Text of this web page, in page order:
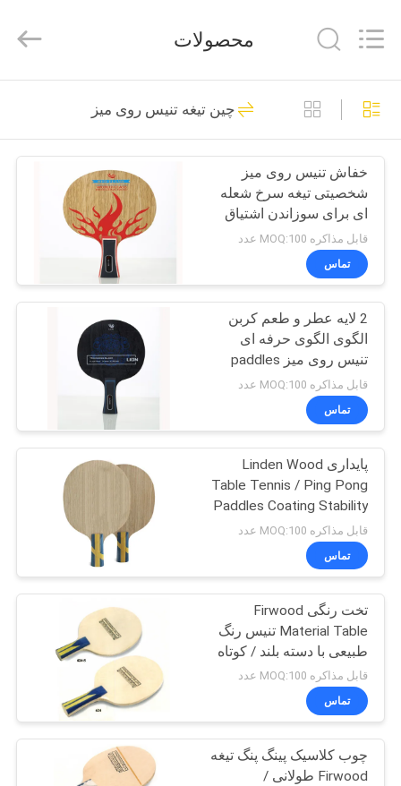
خونه
محصولات
درباره
تور
کارخانه
کنترل
کیفیت
تماس
بگیرید
درخواست
نقل
قول
نقشه
سایت
Dunya
Sports
Rights
جدول تنیس روی میز
قابل انعطاف
37
جدول تنیس روی میز
مسابقه
12
رکتپ تنیس روی میز
132
جدول تنیس روی میز
داخلی
34
محصولات
چین تیغه تنیس روی میز
خفاش تنیس روی میز
شخصیتی تیغه سرخ شعله
ای برای سوزاندن اشتیاق
قابل مذاکره MOQ:100 عدد
تماس
2 لایه عطر و طعم کربن
الگوی الگوی حرفه ای
تنیس روی میز paddles
الاستیک خوب است
قابل مذاکره MOQ:100 عدد
تماس
پایداری Linden Wood
Table Tennis / Ping Pong
Paddles Coating Stability
Attack
قابل مذاکره MOQ:100 عدد
تماس
تخت رنگی Firwood
Material Table تنیس رنگ
طبیعی با دسته بلند / کوتاه
قابل مذاکره MOQ:100 عدد
تماس
چوب کلاسیک پینگ پنگ تیغه
Firwood طولانی /